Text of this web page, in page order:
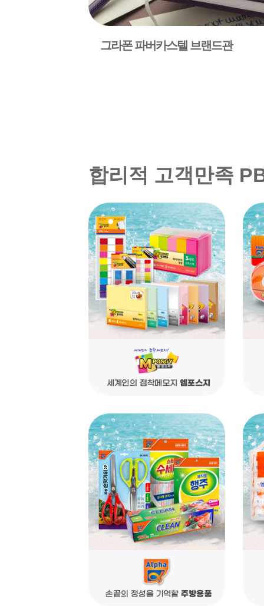
그라폰 파버카스텔 브랜드관
합리적 고객만족